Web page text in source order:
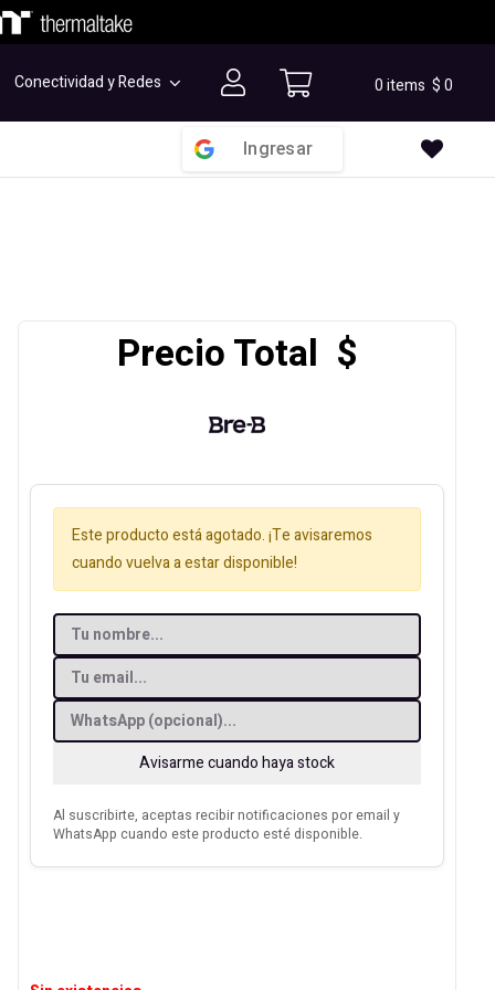
Conectividad y Redes 0 items $0
Ingresar
Precio Total $
Este producto está agotado. ¡Te avisaremos
cuando vuelva a estar disponible!
Avisarme cuando haya stock
Al suscribirte, aceptas recibir notificaciones por email y
WhatsApp cuando este producto esté disponible.